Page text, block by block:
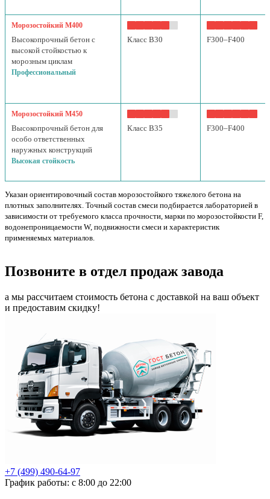
Морозостойкий М400
Высокопрочный бетон с
высокой стойкостью к
морозным циклам
Профессиональный
Класс B30 F300–F400
Морозостойкий М450
Высокопрочный бетон для
особо ответственных
наружных конструкций
Высокая стойкость
Класс B35 F300–F400
Указан ориентировочный состав морозостойкого тяжелого бетона на
плотных заполнителях. Точный состав смеси подбирается лабораторией в
зависимости от требуемого класса прочности, марки по морозостойкости F,
водонепроницаемости W, подвижности смеси и характеристик
применяемых материалов.
Позвоните в отдел продаж завода
а мы рассчитаем стоимость бетона с доставкой на ваш объект
и предоставим скидку!
+7 (499) 490-64-97
График работы: с 8:00 до 22:00